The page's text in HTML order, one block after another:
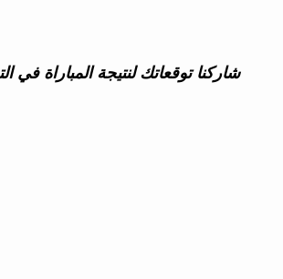
شاركنا توقعاتك لنتيجة المباراة في